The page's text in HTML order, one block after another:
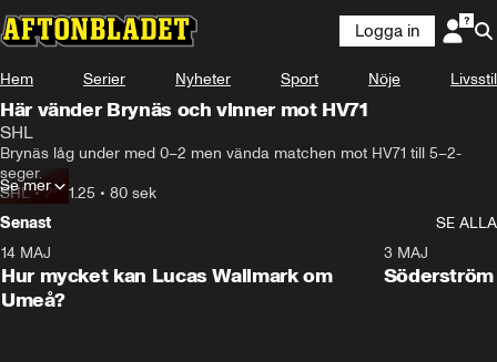
Logga in
Hem Serier Nyheter Sport Nöje Livsstil
Här vänder Brynäs och vinner mot HV71
SHL
Brynäs låg under med 0–2 men vända matchen mot HV71 till 5–2-
seger.
SHL•29.11.25 • 80 sek
Se mer
Senast
SE ALLA
Plus
14 MAJ
Hur mycket kan Lucas Wallmark om
Umeå?
3 MAJ